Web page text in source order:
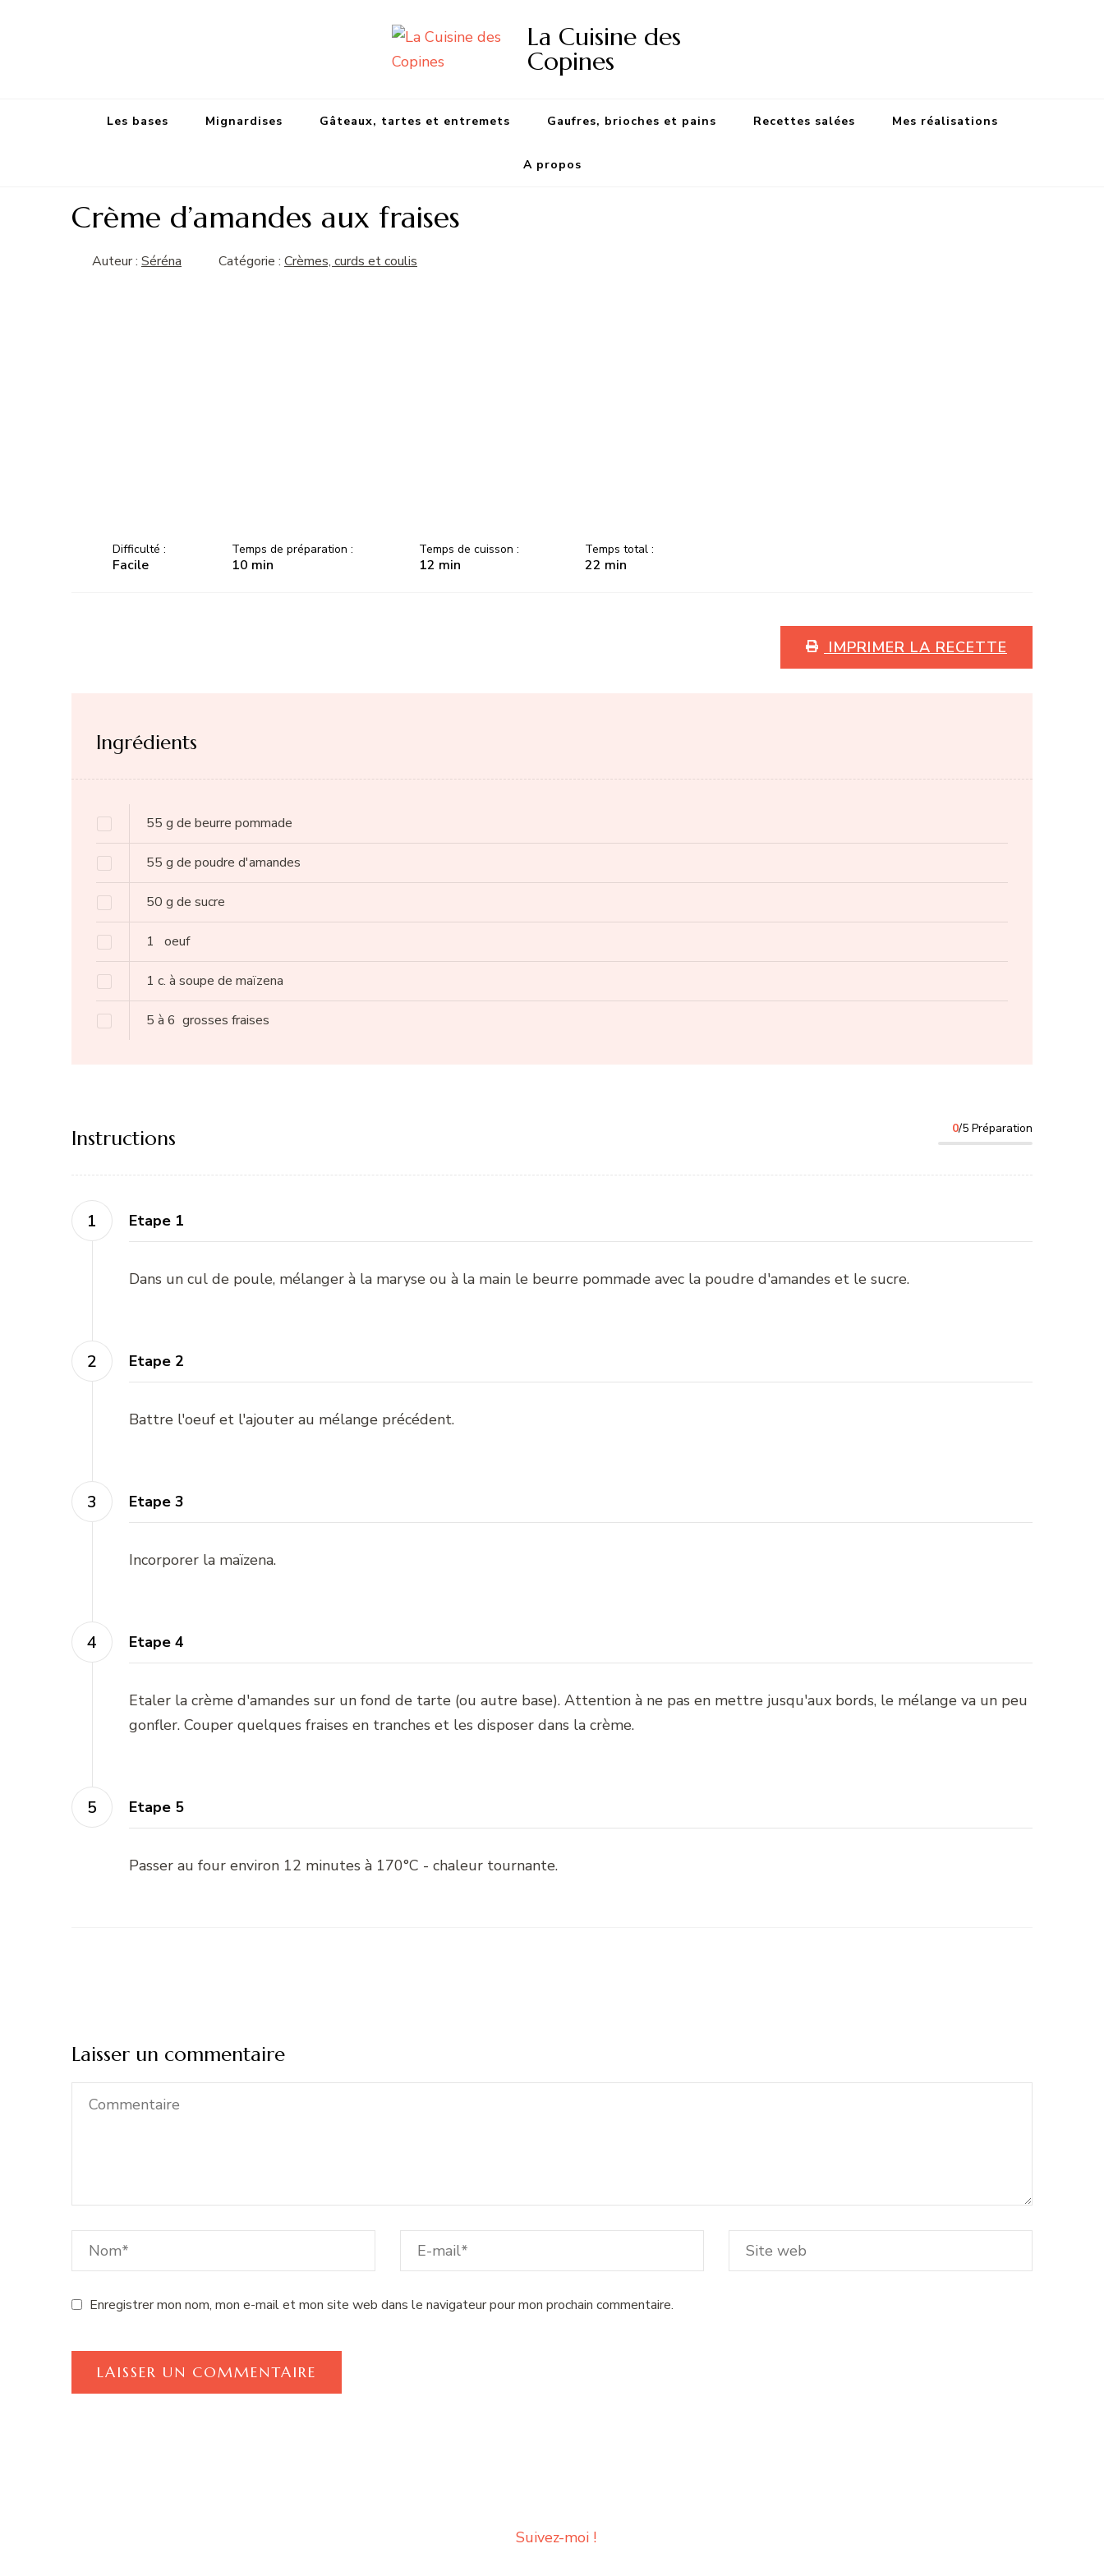
La Cuisine des
Copines
Les bases Mignardises Gâteaux, tartes et entremets Gaufres, brioches et pains Recettes salées Mes réalisations
A propos
Crème d’amandes aux fraises
Auteur : Séréna Catégorie : Crèmes, curds et coulis
Difficulté :
Facile
Temps de préparation :
10 min
Temps de cuisson :
12 min
Temps total :
22 min
IMPRIMER LA RECETTE
Ingrédients
55 g de beurre pommade
55 g de poudre d'amandes
50 g de sucre
1 oeuf
1 c. à soupe de maïzena
5 à 6 grosses fraises
Instructions 0/5 Préparation
Etape 1
Dans un cul de poule, mélanger à la maryse ou à la main le beurre pommade avec la poudre d'amandes et le sucre.
Etape 2
Battre l'oeuf et l'ajouter au mélange précédent.
Etape 3
Incorporer la maïzena.
Etape 4
Etaler la crème d'amandes sur un fond de tarte (ou autre base). Attention à ne pas en mettre jusqu'aux bords, le mélange va un peu
gonfler. Couper quelques fraises en tranches et les disposer dans la crème.
Etape 5
Passer au four environ 12 minutes à 170°C - chaleur tournante.
Laisser un commentaire
Enregistrer mon nom, mon e-mail et mon site web dans le navigateur pour mon prochain commentaire.
Suivez-moi !